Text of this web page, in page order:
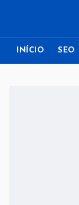
INÍCIO SEO